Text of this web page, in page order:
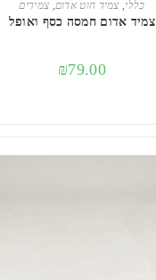
כללי,צמיד חוט אדום,צמידים
צמיד אדום חמסה כסף ואופל
₪79.00